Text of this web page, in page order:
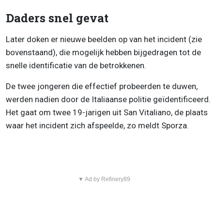
Daders snel gevat
Later doken er nieuwe beelden op van het incident (zie
bovenstaand), die mogelijk hebben bijgedragen tot de
snelle identificatie van de betrokkenen.
De twee jongeren die effectief probeerden te duwen,
werden nadien door de Italiaanse politie geïdentificeerd.
Het gaat om twee 19-jarigen uit San Vitaliano, de plaats
waar het incident zich afspeelde, zo meldt Sporza.
▼ Ad by Refinery89